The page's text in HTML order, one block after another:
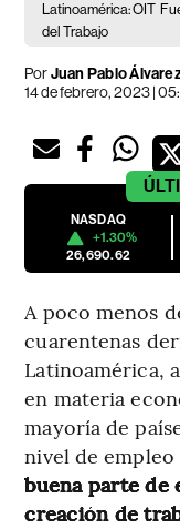
Latinoamérica: OIT
del Trabajo
PorJuan Pablo
14 de febrero, 2023 |
NASDAQ
+1.30%
26,690.62
A poco menos
cuarentenas
Latinoamérica,
en materia
mayoría de
nivel de
buena parte de
creación de